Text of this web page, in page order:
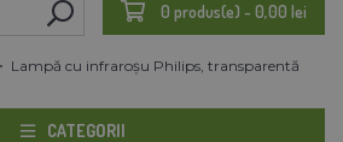
0 produs(e) - 0,00 lei
Lampă cu infraroșu Philips, transparentă
CATEGORII